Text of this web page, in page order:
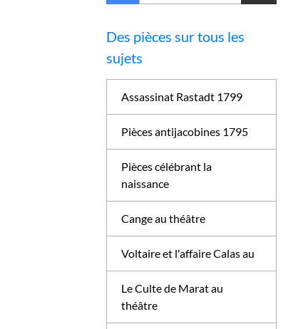
Des pièces sur tous les
sujets
Assassinat Rastadt 1799
Pièces antijacobines 1795
Pièces célébrant la
naissance
Cange au théâtre
Voltaire et l'affaire Calas au
Le Culte de Marat au
théâtre